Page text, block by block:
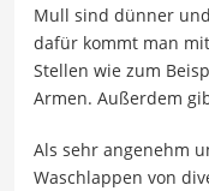
Mull sind dünner
dafür kommt man
Stellen wie zum
Armen. Außerdem
Als sehr angenehm
Waschlappen von